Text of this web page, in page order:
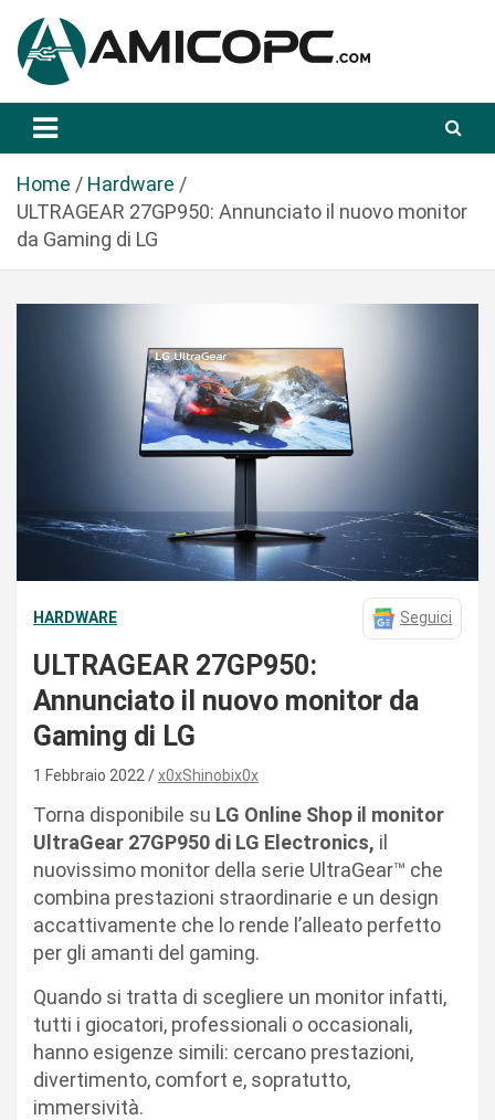
a
Amicopc.com
Home
Hardware
ULTRAGEAR 27GP950: Annunciato il nuovo monitor
da Gaming di LG
HARDWARE Seguici
ULTRAGEAR 27GP950:
Annunciato il nuovo monitor da
Gaming di LG
1 Febbraio 2022 x0xShinobix0x
Torna disponibile su LG Online Shop il monitor
UltraGear 27GP950 di LG Electronics, il
nuovissimo monitor della serie UltraGear™ che
combina prestazioni straordinarie e un design
accattivamente che lo rende l’alleato perfetto
per gli amanti del gaming.
Quando si tratta di scegliere un monitor infatti,
tutti i giocatori, professionali o occasionali,
hanno esigenze simili: cercano prestazioni,
divertimento, comfort e, sopratutto,
immersività.